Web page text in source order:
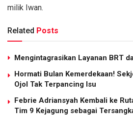
milik Iwan.
Related Posts
Mengintagrasikan Layanan BRT
Hormati Bulan Kemerdekaan!
Ojol Tak Terpancing Isu
Febrie Adriansyah Kembali ke
Tim 9 Kejagung sebagai